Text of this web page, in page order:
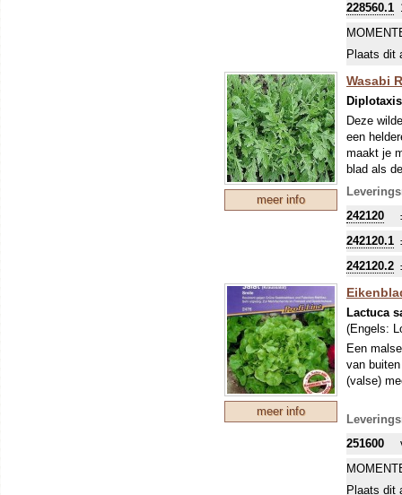
228560.1
Plaats dit
meer info
Wasabi
Deze
een
maakt je
blad als
opkomen
242120
242120.1
242120.2
meer info
Lactuca
(Engels:
Een
van
(valse)
251600
Plaats dit